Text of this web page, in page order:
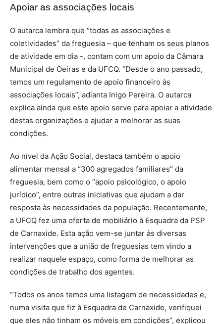
Apoiar as associações locais
O autarca lembra que “todas as associações e
coletividades” da freguesia – que tenham os seus planos
de atividade em dia -, contam com um apoio da Câmara
Municipal de Oeiras e da UFCQ. “Desde o ano passado,
temos um regulamento de apoio financeiro às
associações locais”, adianta Inigo Pereira. O autarca
explica ainda que este apoio serve para apoiar a atividade
destas organizações e ajudar a melhorar as suas
condições.
Ao nível da Ação Social, destaca também o apoio
alimentar mensal a “300 agregados familiares” da
freguesia, bem como o “apoio psicológico, o apoio
jurídico”, entre outras iniciativas que ajudam a dar
resposta às necessidades da população. Recentemente,
a UFCQ fez uma oferta de mobiliário à Esquadra da PSP
de Carnaxide. Esta ação vem-se juntar às diversas
intervenções que a união de freguesias tem vindo a
realizar naquele espaço, como forma de melhorar as
condições de trabalho dos agentes.
“Todos os anos temos uma listagem de necessidades e,
numa visita que fiz à Esquadra de Carnaxide, verifiquei
que eles não tinham os móveis em condições”, explicou